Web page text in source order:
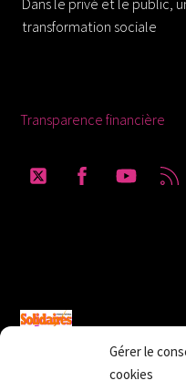
Gérer le
cookies
transformation sociale
Transparence financière
Twitter FacebookYouTube